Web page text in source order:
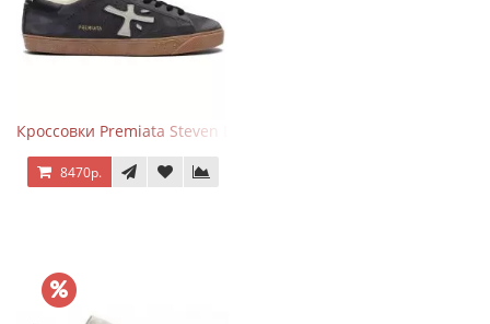
Кроссовки Premiata Steven Black Graphite
8470р.